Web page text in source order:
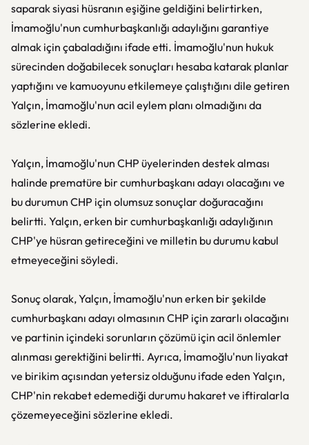
saparak siyasi hüsranın eşiğine geldiğini belirtirken,
İmamoğlu'nun cumhurbaşkanlığı adaylığını garantiye
almak için çabaladığını ifade etti. İmamoğlu'nun hukuk
sürecinden doğabilecek sonuçları hesaba katarak planlar
yaptığını ve kamuoyunu etkilemeye çalıştığını dile getiren
Yalçın, İmamoğlu'nun acil eylem planı olmadığını da
sözlerine ekledi.
Yalçın, İmamoğlu'nun CHP üyelerinden destek alması
halinde prematüre bir cumhurbaşkanı adayı olacağını ve
bu durumun CHP için olumsuz sonuçlar doğuracağını
belirtti. Yalçın, erken bir cumhurbaşkanlığı adaylığının
CHP'ye hüsran getireceğini ve milletin bu durumu kabul
etmeyeceğini söyledi.
Sonuç olarak, Yalçın, İmamoğlu'nun erken bir şekilde
cumhurbaşkanı adayı olmasının CHP için zararlı olacağını
ve partinin içindeki sorunların çözümü için acil önlemler
alınması gerektiğini belirtti. Ayrıca, İmamoğlu'nun liyakat
ve birikim açısından yetersiz olduğunu ifade eden Yalçın,
CHP'nin rekabet edemediği durumu hakaret ve iftiralarla
çözemeyeceğini sözlerine ekledi.